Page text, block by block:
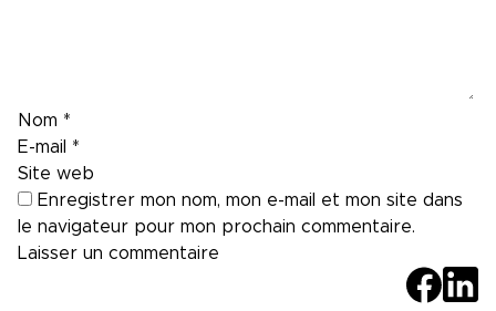
Nom *
E-mail *
Site web
Enregistrer mon nom, mon e-mail et mon site dans
le navigateur pour mon prochain commentaire.